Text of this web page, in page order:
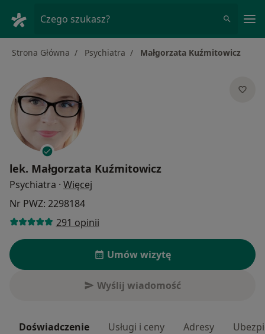
Czego szukasz?
Strona Główna Psychiatra Małgorzata Kuźmitowicz
lek. Małgorzata Kuźmitowicz
Psychiatra · Więcej
Nr PWZ: 2298184
291 opinii
Umów wizytę
Wyślij wiadomość
Doświadczenie Usługi i ceny Adresy